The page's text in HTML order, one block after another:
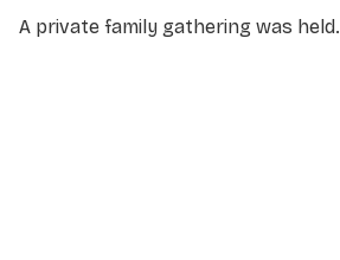
A private family gathering was held.